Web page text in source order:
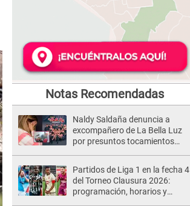
Notas Recomendadas
Naldy Saldaña denuncia a
excompañero de La Bella Luz
por presuntos tocamientos
Partidos de Liga 1 en la fecha 4
del Torneo Clausura 2026:
programación, horarios y